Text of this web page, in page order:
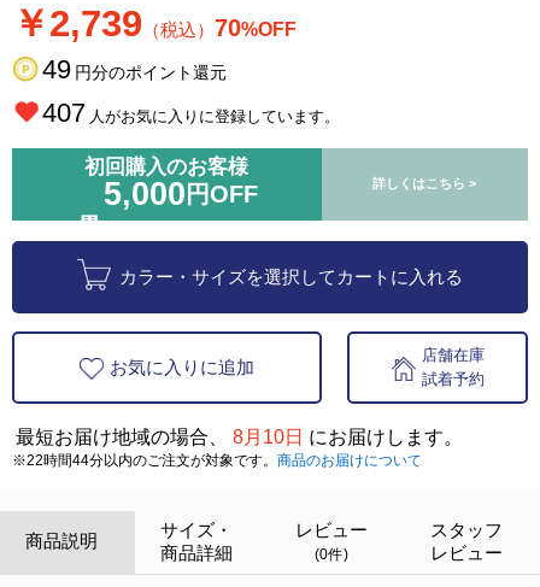
￥2,739 （税込） 70%OFF
49 円分のポイント還元
407 人がお気に入りに登録しています。
初回購入のお客様
5,000 円OFF 詳しくはこちら >
カラー・サイズを選択してカートに入れる
お気に入りに追加
店舗在庫
試着予約
最短お届け地域の場合、 8月10日 にお届けします。
※22時間44分以内のご注文が対象です。 商品のお届けについて
商品説明
サイズ・
商品詳細
レビュー
(0件)
スタッフ
レビュー